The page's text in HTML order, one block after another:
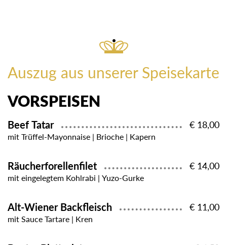
Auszug aus unserer Speisekarte
VORSPEISEN
Beef Tatar € 18,00
mit Trüffel-Mayonnaise | Brioche | Kapern
Räucherforellenfilet € 14,00
mit eingelegtem Kohlrabi | Yuzo-Gurke
Alt-Wiener Backfleisch € 11,00
mit Sauce Tartare | Kren